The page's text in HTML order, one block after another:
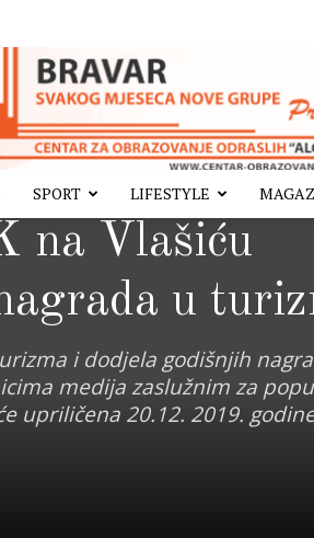
SPORT LIFESTYLE
na Vlašiću
u
i dodjela godišnjih
medija zaslužnim za
upriličena 20.12. 2019.